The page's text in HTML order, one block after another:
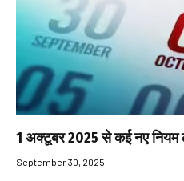
1 अक्टूबर 2025 से कई नए नियम
September 30, 2025